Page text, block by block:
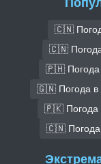
🇨🇳
🇨🇳
🇵🇭 Погода
🇬🇳 Погода в
🇵🇰 Погода
🇨🇳 Погода